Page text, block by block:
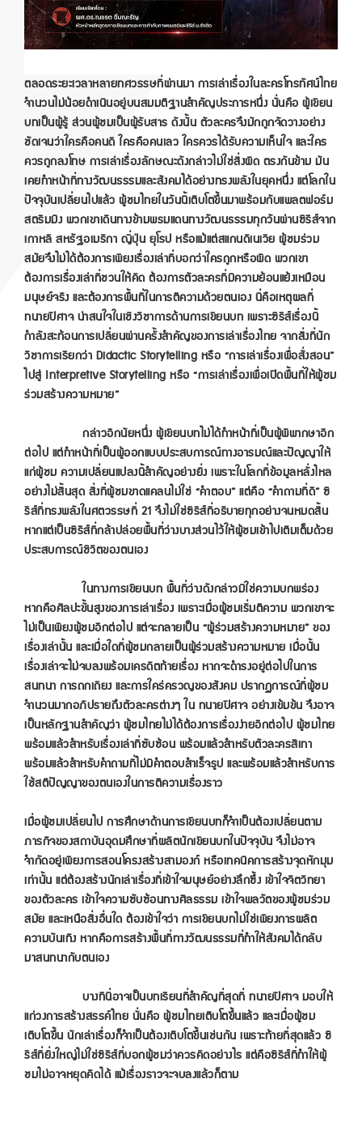
ตลอดระยะเวลาหลายทศวรรษที่ผ่านมา การเล่าเรื่องในละครโทรทัศน์ไทย
จำนวนไม่น้อยดำเนินอยู่บนสมมติฐานสำคัญประการหนึ่ง นั่นคือ ผู้เขียน
บทเป็นผู้รู้ ส่วนผู้ชมเป็นผู้รับสาร ดังนั้น ตัวละครจึงมักถูกจัดวางอย่าง
ชัดเจนว่าใครคือคนดี ใครคือคนเลว ใครควรได้รับความเห็นใจ และใคร
ควรถูกลงโทษ การเล่าเรื่องลักษณะดังกล่าวไม่ใช่สิ่งผิด ตรงกันข้าม มัน
เคยทำหน้าที่ทางวัฒนธรรมและสังคมได้อย่างทรงพลังในยุคหนึ่ง แต่โลกใน
ปัจจุบันเปลี่ยนไปแล้ว ผู้ชมไทยในวันนี้เติบโตขึ้นมาพร้อมกับแพลตฟอร์ม
สตรีมมิง พวกเขาเดินทางข้ามพรมแดนทางวัฒนธรรมทุกวันผ่านซีรีส์จาก
เกาหลี สหรัฐอเมริกา ญี่ปุ่น ยุโรป หรือแม้แต่สแกนดิเนเวีย ผู้ชมร่วม
สมัยจึงไม่ได้ต้องการเพียงเรื่องเล่าที่บอกว่าใครถูกหรือผิด พวกเขา
ต้องการเรื่องเล่าที่ชวนให้คิด ต้องการตัวละครที่มีความย้อนแย้งเหมือน
มนุษย์จริง และต้องการพื้นที่ในการตีความด้วยตนเอง นี่คือเหตุผลที่
ทนายปีศาจ น่าสนใจในเชิงวิชาการด้านการเขียนบท เพราะซีรีส์เรื่องนี้
กำลังสะท้อนการเปลี่ยนผ่านครั้งสำคัญของการเล่าเรื่องไทย จากสิ่งที่นัก
วิชาการเรียกว่า Didactic Storytelling หรือ “การเล่าเรื่องเพื่อสั่งสอน”
ไปสู่ Interpretive Storytelling หรือ “การเล่าเรื่องเพื่อเปิดพื้นที่ให้ผู้ชม
ร่วมสร้างความหมาย”
กล่าวอีกนัยหนึ่ง ผู้เขียนบทไม่ได้ทำหน้าที่เป็นผู้พิพากษาอีก
ต่อไป แต่ทำหน้าที่เป็นผู้ออกแบบประสบการณ์ทางอารมณ์และปัญญาให้
แก่ผู้ชม ความเปลี่ยนแปลงนี้สำคัญอย่างยิ่ง เพราะในโลกที่ข้อมูลหลั่งไหล
อย่างไม่สิ้นสุด สิ่งที่ผู้ชมขาดแคลนไม่ใช่ “คำตอบ”แต่คือ “คำถามที่ดี”ซี
รีส์ที่ทรงพลังในศตวรรษที่ 21 จึงไม่ใช่ซีรีส์ที่อธิบายทุกอย่างจนหมดสิ้น
หากแต่เป็นซีรีส์ที่กล้าปล่อยพื้นที่ว่างบางส่วนไว้ให้ผู้ชมเข้าไปเติมเต็มด้วย
ประสบการณ์ชีวิตของตนเอง
ในทางการเขียนบท พื้นที่ว่างดังกล่าวมิใช่ความบกพร่อง
หากคือศิลปะขั้นสูงของการเล่าเรื่อง เพราะเมื่อผู้ชมเริ่มตีความ พวกเขาจะ
ไม่เป็นเพียงผู้ชมอีกต่อไป แต่จะกลายเป็น “ผู้ร่วมสร้างความหมาย”ของ
เรื่องเล่านั้น และเมื่อใดที่ผู้ชมกลายเป็นผู้ร่วมสร้างความหมาย เมื่อนั้น
เรื่องเล่าจะไม่จบลงพร้อมเครดิตท้ายเรื่อง หากจะดำรงอยู่ต่อไปในการ
สนทนา การถกเถียง และการใคร่ครวญของสังคม ปรากฏการณ์ที่ผู้ชม
จำนวนมากอภิปรายถึงตัวละครต่างๆ ใน ทนายปีศาจ อย่างเข้มข้น จึงอาจ
เป็นหลักฐานสำคัญว่า ผู้ชมไทยไม่ได้ต้องการเรื่องง่ายอีกต่อไป ผู้ชมไทย
พร้อมแล้วสำหรับเรื่องเล่าที่ซับซ้อน พร้อมแล้วสำหรับตัวละครสีเทา
พร้อมแล้วสำหรับคำถามที่ไม่มีคำตอบสำเร็จรูป และพร้อมแล้วสำหรับการ
ใช้สติปัญญาของตนเองในการตีความเรื่องราว
เมื่อผู้ชมเปลี่ยนไป การศึกษาด้านการเขียนบทก็จำเป็นต้องเปลี่ยนตาม
ภารกิจของสถาบันอุดมศึกษาที่ผลิตนักเขียนบทในปัจจุบัน จึงไม่อาจ
จำกัดอยู่เพียงการสอนโครงสร้างสามองก์ หรือเทคนิคการสร้างจุดหักมุม
เท่านั้น แต่ต้องสร้างนักเล่าเรื่องที่เข้าใจมนุษย์อย่างลึกซึ้ง เข้าใจจิตวิทยา
ของตัวละคร เข้าใจความซับซ้อนทางศีลธรรม เข้าใจพลวัตของผู้ชมร่วม
สมัย และเหนือสิ่งอื่นใด ต้องเข้าใจว่า การเขียนบทไม่ใช่เพียงการผลิต
ความบันเทิง หากคือการสร้างพื้นที่ทางวัฒนธรรมที่ทำให้สังคมได้กลับ
มาสนทนากับตนเอง
บางทีนี่อาจเป็นบทเรียนที่สำคัญที่สุดที่ ทนายปีศาจ มอบให้
แก่วงการสร้างสรรค์ไทย นั่นคือ ผู้ชมไทยเติบโตขึ้นแล้ว และเมื่อผู้ชม
เติบโตขึ้น นักเล่าเรื่องก็จำเป็นต้องเติบโตขึ้นเช่นกัน เพราะท้ายที่สุดแล้ว ซี
รีส์ที่ยิ่งใหญ่ไม่ใช่ซีรีส์ที่บอกผู้ชมว่าควรคิดอย่างไร แต่คือซีรีส์ที่ทำให้ผู้
ชมไม่อาจหยุดคิดได้ แม้เรื่องราวจะจบลงแล้วก็ตาม